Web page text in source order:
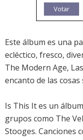
Votar
Este álbum es una
ecléctico, fresco,
The Modern Age,
encanto de las cosas
Is This It es un
grupos como The
Stooges. Canciones